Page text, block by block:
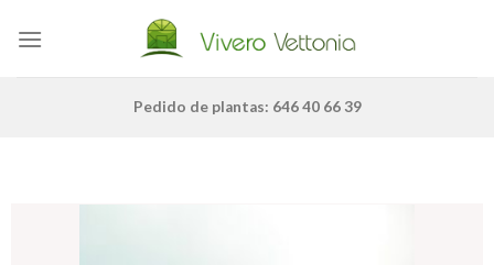
Pedido de plantas: 646 40 66 39